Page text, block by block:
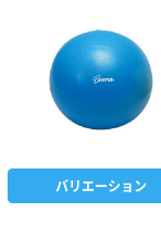
バリエーション